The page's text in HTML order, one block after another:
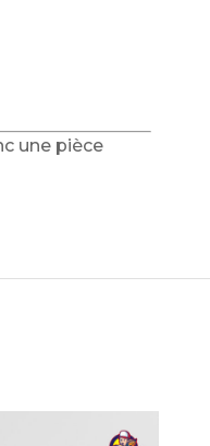
une pièce